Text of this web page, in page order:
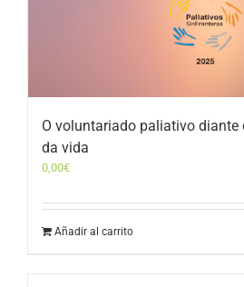
O voluntariado paliativo diante
da vida
0,00€
Añadir al carrito